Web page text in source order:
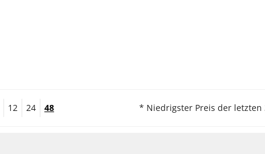
12 24 48 * Niedrigster Preis der letzten